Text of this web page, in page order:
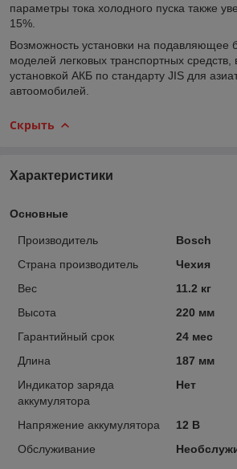
параметры тока холодного пуска также
15%.
Возможность установки на подавляющее
моделей легковых транспортных средств,
установкой АКБ по стандарту JIS для
автоомобилей.
Скрыть
Характеристики
Основные
Производитель
Bosch
Страна производитель
Чехия
Вес
11.2 кг
Высота
220 мм
Гарантийный срок
24 мес
Длина
187 мм
Индикатор заряда
аккумулятора
Нет
Напряжение аккумулятора
12 В
Обслуживание